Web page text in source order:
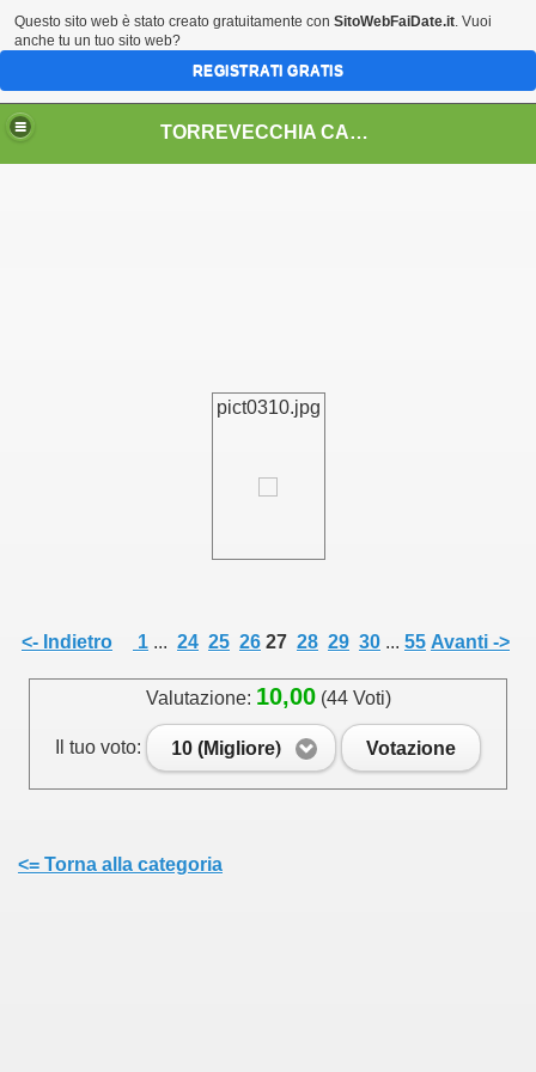
TORREVECCHIA CALCIO 2004
pict0310.jpg
<- Indietro 1 ... 24 25 26 27 28 29 30 ... 55 Avanti ->
Valutazione: 10,00(44 Voti)
Il tuo voto: 10 (Migliore) Votazione
<= Torna alla categoria
Questo sito web è stato creato gratuitamente con SitoWebFaiDate.it. Vuoi
anche tu un tuo sito web?
REGISTRATI GRATIS